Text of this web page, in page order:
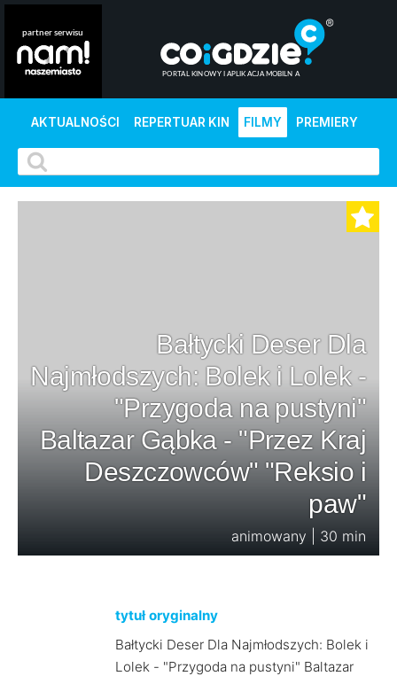
AKTUALNOŚCI REPERTUAR KIN FILMY PREMIERY
Bałtycki Deser Dla
Najmłodszych: Bolek i Lolek -
"Przygoda na pustyni"
Baltazar Gąbka - "Przez Kraj
Deszczowców" "Reksio i
paw"
animowany | 30 min
tytuł oryginalny
Bałtycki Deser Dla Najmłodszych: Bolek i
Lolek - "Przygoda na pustyni" Baltazar